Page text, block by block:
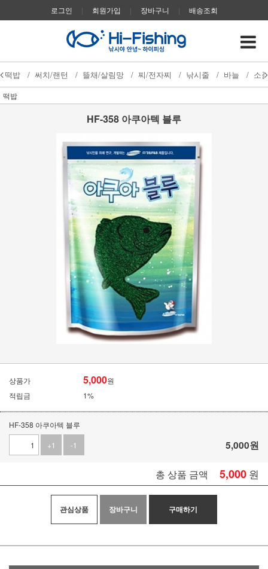
로그인 | 회원가입 | 장바구니 | 배송조회
떡밥 / 써치/랜턴 / 뜰채/살림망 / 찌/전자찌 / 낚시줄 / 바늘 / 소
떡밥
HF-358 아쿠아텍 블루
상품가 5,000원
적립금
1%
HF-358 아쿠아텍 블루
+1
-1 5,000원
총 상품 금액 5,000 원
관심상품 장바구니 구매하기